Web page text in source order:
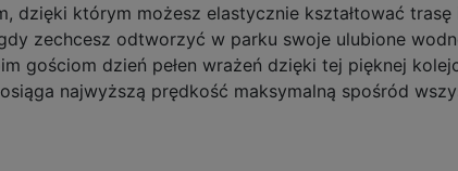
dzięki którym możesz elastycznie kształtować
zechcesz odtworzyć w parku swoje ulubione
gościom dzień pełen wrażeń dzięki tej pięknej
najwyższą prędkość maksymalną spośród